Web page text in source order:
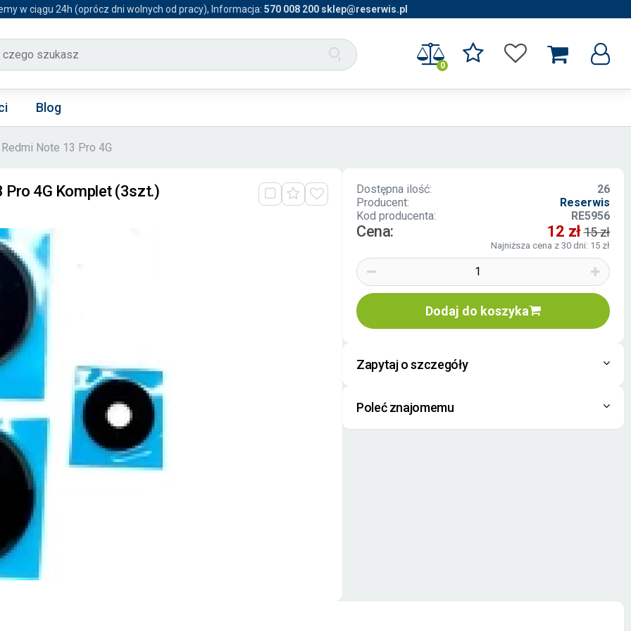
w ciągu 24h (oprócz dni wolnych od pracy), Informacja: 570 008 200 sklep@reserwis.pl
0
Blog
Redmi Note 13 Pro 4G
Pro 4G Komplet (3szt.) Dostępna ilość:
26
Producent:
Reserwis
Kod producenta:
RE5956
Cena: 12 zł15 zł
Najniższa cena z 30 dni: 15 zł
Dodaj do koszyka
Zapytaj o szczegóły
Poleć znajomemu